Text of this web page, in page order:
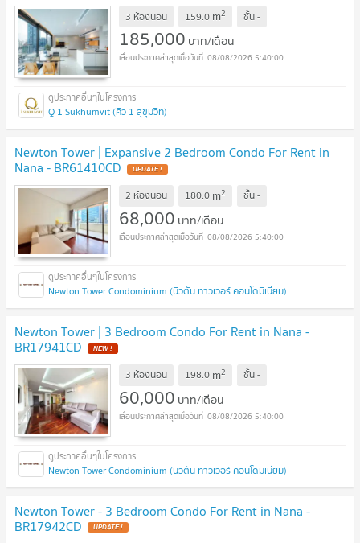
3 ห้องนอน 159.0 m2 ชั้น-
185,000 บาท/เดือน
08/08/2026 5:40:00
Q 1 Sukhumvit (คิว 1 สุขุมวิท)
Newton Tower | Expansive 2 Bedroom Condo For Rent in
Nana - BR61410CD
2 ห้องนอน 180.0 m2 ชั้น-
68,000 บาท/เดือน
08/08/2026 5:40:00
Newton Tower Condominium (นิวตัน ทาวเวอร์ คอนโดมิเนียม)
Newton Tower | 3 Bedroom Condo For Rent in Nana -
BR17941CD
3 ห้องนอน 198.0 m2 ชั้น-
60,000 บาท/เดือน
08/08/2026 5:40:00
Newton Tower Condominium (นิวตัน ทาวเวอร์ คอนโดมิเนียม)
Newton Tower - 3 Bedroom Condo For Rent in Nana -
BR17942CD